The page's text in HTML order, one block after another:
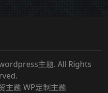
主题. All Rights
主题 WP定制主题